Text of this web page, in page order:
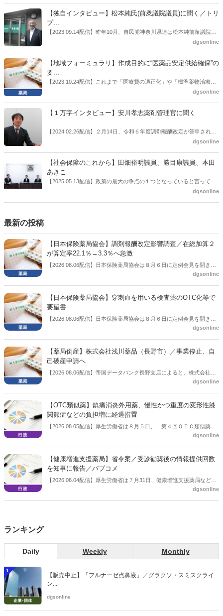
書がとりまとめられた。ドラビズon-lineでは検討会を総括する目的で
厚労省医政局医薬産業振興・医療情報企画課長（医薬産業振興・医療
情報企画課セルフケア・セルフメディケーション推進室長併任）安藤
公一氏や青山学院大学名誉教授の三村優美子氏、 日本保険薬局協会医
【独自インタビュー】松本純氏(前衆議院議員)に聞く／トリ
プ...
【2023.09.14配信】昨年10月、自民党神奈川県連は松本純前衆議院議
員を「自民党神奈川1区」（横浜市中区・磯子区・金沢区）の支部長
候補の前提となるもの。薬剤師に関わる政策に広く・深く関わってき
た同氏の復活に向けた薬剤師業界の期待には熱いものがある。不透明
感の払拭できない医療・介護・障害者サービスのトリプル改定等へ
の、薬剤師業界の強い危機感の裏返しといってもいいだろう。本稿で
dgsonline
【地域フォーミュラリ】作成目的に“医薬品安定供給確保”の
要...
【2023.10.24配信】これまで「医療費の適正化」や「標準薬物治療の
推進」などが目的とされることが多かった地域フォーミュラリの作
た。医薬品の安定供給確保だ。10月22日に開かれた「日本フォーミュ
飯田市）は、会員薬局から安定供給確保への強い要望があったことを
受け、安定供給確保が見込めるPPI３成分について銘柄を含めて選定
dgsonline
【１万字インタビュー】安川孝志薬剤管理官に聞く
【2024.02.26配信】２月14日、令和６年度調剤報酬改定が答申され
た。本紙では、厚生労働省保険局医療課・薬剤管理官の安川孝志氏
dgsonline
【社会保障のこれから】田畑裕明議員、勝目康議員、本田
あきこ...
【2025.05.13配信】政策の最大の争点の１つとなっていると言っても
よいのが社会保障のこれからのあり方だ。特に与党では、政府関係者
dgsonline
最新の投稿
【日本保険薬局協会】調剤報酬改定影響調査／在総加算２
が算定率22.1％→3.3％へ急激
【2026.08.06配信】日本保険薬局協会は８月６日に定例会見を開き、
「令和８年度調剤報酬改定に係る保険薬局への影響」の調査結果を公
3.3％へ大きく低下した。
dgsonline
【日本保険薬局協会】穿刺血を用いる検査薬のOTC化等で
要望書
【2026.08.06配信】日本保険薬局協会は８月６日に定例会見を開き、
「穿刺血を用いる検査薬のOTC化等に関する要望書」を厚生労働省 医
dgsonline
【薬局倒産】株式会社浅川薬品（長野市）／事業停止、自
己破産申請へ
【2026.08.06配信】帝国データバンク長野支店によると、株式会社浅
川薬品（長野市）は7月31日に事業を停止し、自己破産申請の準備に
dgsonline
【OTC類似薬】鎮痛消炎外用薬、慢性かつ重度の変形性膝
関節症などの負担増に経過措置
【2026.08.05配信】厚生労働省は８月５日、「第４回ＯＴＣ類似薬の
保険給付の見直しの実施に向けた技術的検討会」を開催。「中間とり
会等に報告し、令和８年秋頃を目途に結論を得る予定。
dgsonline
【健康増進支援薬局】省令案／受診勧奨後の情報提供回数
を知事に報告／パブコメ
【2026.08.04配信】厚生労働省は７月31日、健康増進支援薬局などに
関する省令案を示し、パブコメを開始した。受診勧奨を行った後に、
dgsonline
ランキング
Daily Weekly Monthly
1
【販売中止】「フルナーゼ点鼻液」／グラクソ・スミスクライ
ン...
dgsonline